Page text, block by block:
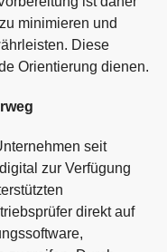
minimieren und
Diese
Orientierung dienen.
seit
zur Verfügung
direkt auf